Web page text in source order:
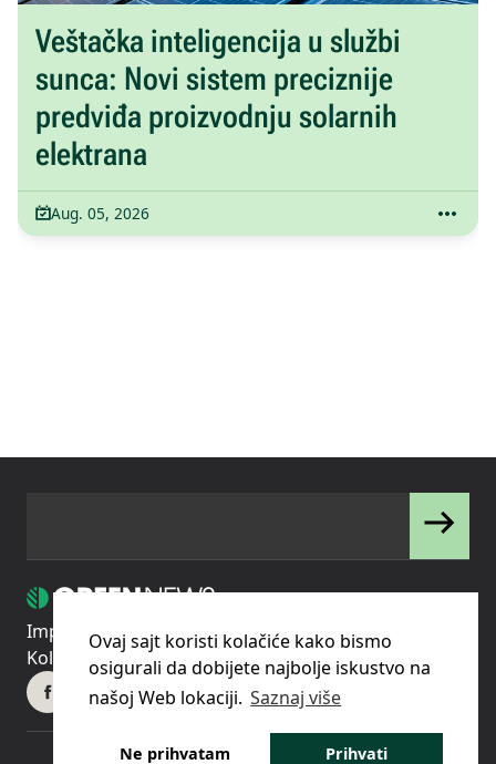
Veštačka inteligencija u službi
sunca: Novi sistem preciznije
predviđa proizvodnju solarnih
elektrana
Aug. 05, 2026
Impressum Uslovi korišćenjaPolitika privatnosti
Kolačići
Pravila o korišćenju kolačića (cookies)
Ovaj sajt koristi kolačiće kako bismo
osigurali da dobijete najbolje iskustvo na
našoj Web lokaciji. Saznaj više
Ne prihvatam Prihvati